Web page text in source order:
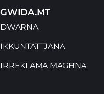
GWIDA.MT
DWARNA
IKKUNTATTJANA
IRREKLAMA MAGĦNA